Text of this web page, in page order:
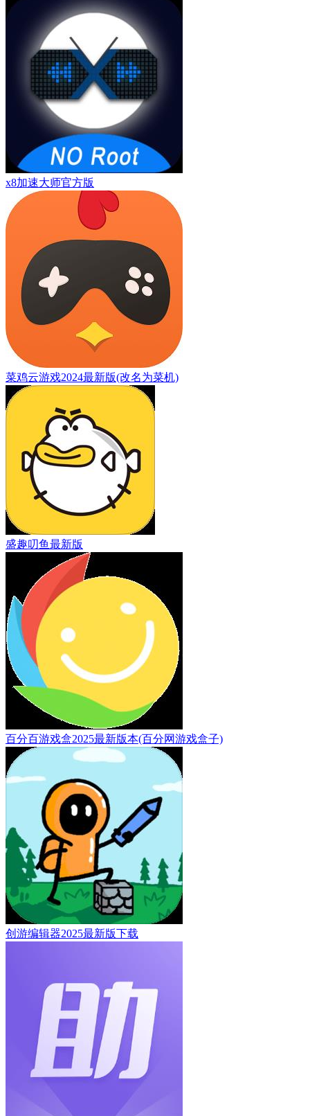
x8加速大师官方版
菜鸡云游戏2024最新版(改名为菜机)
盛趣叨鱼最新版
百分百游戏盒2025最新版本(百分网游戏盒子)
创游编辑器2025最新版下载